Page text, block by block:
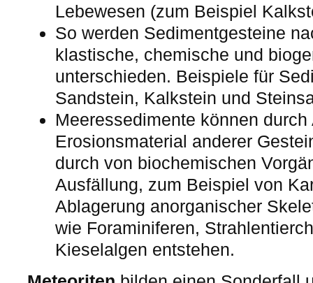
Lebewesen (zum Beispiel
So werden Sedimentgesteine
klastische, chemische und
unterschieden. Beispiele für
Sandstein, Kalkstein und
Meeressedimente können
Erosionsmaterial anderer
durch von biochemischen
Ausfällung, zum Beispiel von
Ablagerung anorganischer
wie Foraminiferen,
Kieselalgen entstehen.